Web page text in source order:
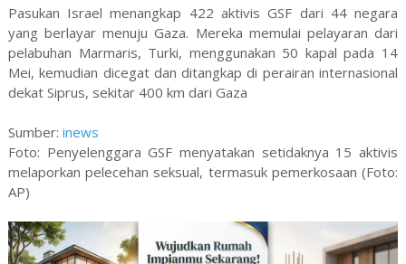
Pasukan Israel menangkap 422 aktivis GSF dari 44 negara
yang berlayar menuju Gaza. Mereka memulai pelayaran dari
pelabuhan Marmaris, Turki, menggunakan 50 kapal pada 14
Mei, kemudian dicegat dan ditangkap di perairan internasional
dekat Siprus, sekitar 400 km dari Gaza
Sumber: inews
Foto: Penyelenggara GSF menyatakan setidaknya 15 aktivis
melaporkan pelecehan seksual, termasuk pemerkosaan (Foto:
AP)